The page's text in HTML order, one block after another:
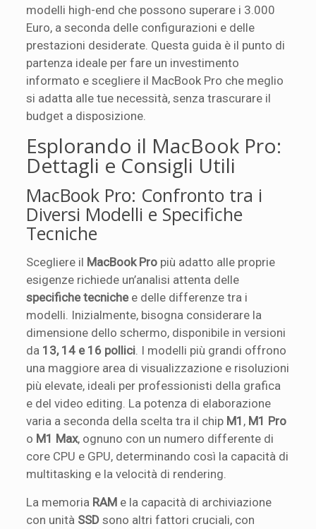
modelli high-end che possono superare i 3.000
Euro, a seconda delle configurazioni e delle
prestazioni desiderate. Questa guida è il punto di
partenza ideale per fare un investimento
informato e scegliere il MacBook Pro che meglio
si adatta alle tue necessità, senza trascurare il
budget a disposizione.
Esplorando il MacBook Pro:
Dettagli e Consigli Utili
MacBook Pro: Confronto tra i
Diversi Modelli e Specifiche
Tecniche
Scegliere il MacBook Pro più adatto alle proprie
esigenze richiede un’analisi attenta delle
specifiche tecnichee delle differenze tra i
modelli. Inizialmente, bisogna considerare la
dimensione dello schermo, disponibile in versioni
da 13, 14 e 16 pollici . I modelli più grandi offrono
una maggiore area di visualizzazione e risoluzioni
più elevate, ideali per professionisti della grafica
e del video editing. La potenza di elaborazione
varia a seconda della scelta tra il chip M1 , M1 Pro
o M1 Max, ognuno con un numero differente di
core CPU e GPU, determinando così la capacità di
multitasking e la velocità di rendering.
La memoria RAM e la capacità di archiviazione
con unità SSD sono altri fattori cruciali, con